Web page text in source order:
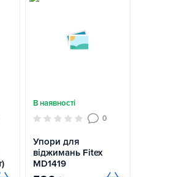
В наявності
0
Упори для
віджимань Fitex
MD1419